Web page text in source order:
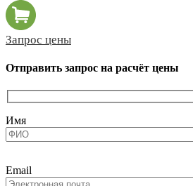
Запрос цены
Отправить запрос на расчёт цены
Имя
Email